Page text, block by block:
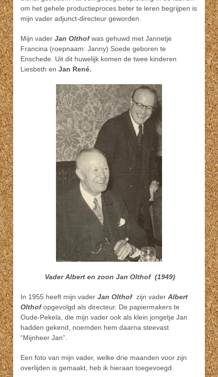
om het gehele productieproces beter te leren begrijpen is
mijn vader adjunct-directeur geworden.
Mijn vaderJan Olthofwas gehuwd met Jannetje
Francina (roepnaam: Janny) Soede geboren te
Enschede. Uit dit huwelijk komen de twee kinderen
Liesbeth en Jan René.
Vader Albert en zoon Jan Olthof (1949)
In 1955 heeft mijn vader Jan Olthof zijn vader Albert
Olthofopgevolgd als directeur. De papiermakers te
Oude-Pekela, die mijn vader ook als klein jongetje Jan
hadden gekend, noemden hem daarna steevast
“Mijnheer Jan”.
Een foto van mijn vader, welke drie maanden voor zijn
overlijden is gemaakt, heb ik hieraan toegevoegd.